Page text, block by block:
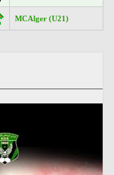
MCAlger (U21)